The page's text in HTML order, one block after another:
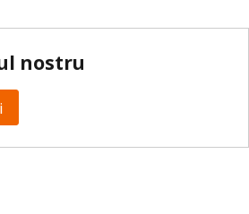
nostru